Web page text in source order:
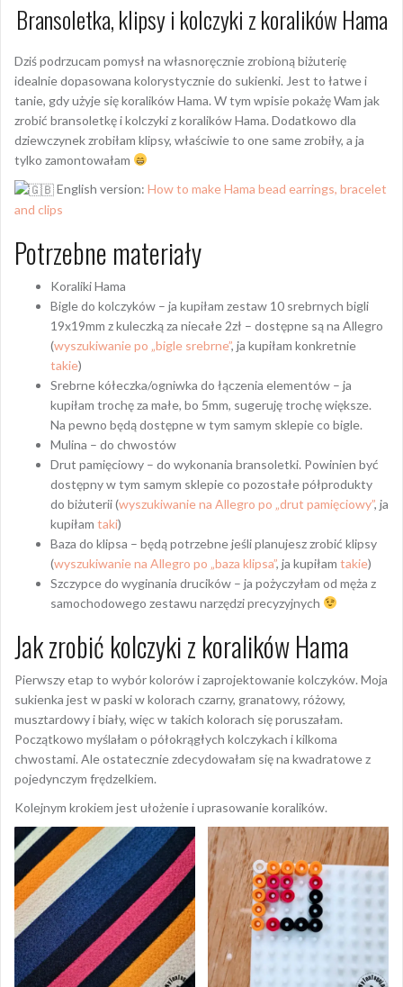
Bransoletka, klipsy i kolczyki z koralików Hama
Dziś podrzucam pomysł na własnoręcznie zrobioną biżuterię
idealnie dopasowana kolorystycznie do sukienki. Jest to łatwe i
tanie, gdy użyje się koralików Hama. W tym wpisie pokażę Wam jak
zrobić bransoletkę i kolczyki z koralików Hama. Dodatkowo dla
dziewczynek zrobiłam klipsy, właściwie to one same zrobiły, a ja
tylko zamontowałam
English version: How to make Hama bead earrings, bracelet
and clips
Potrzebne materiały
Koraliki Hama
Bigle do kolczyków – ja kupiłam zestaw 10 srebrnych bigli
19x19mm z kuleczką za niecałe 2zł – dostępne są na Allegro
(wyszukiwanie po „bigle srebrne”, ja kupiłam konkretnie
takie)
Srebrne kółeczka/ogniwka do łączenia elementów – ja
kupiłam trochę za małe, bo 5mm, sugeruję trochę większe.
Na pewno będą dostępne w tym samym sklepie co bigle.
Mulina – do chwostów
Drut pamięciowy – do wykonania bransoletki. Powinien być
dostępny w tym samym sklepie co pozostałe półprodukty
do biżuterii (wyszukiwanie na Allegro po „drut pamięciowy”, ja
kupiłam taki)
Baza do klipsa – będą potrzebne jeśli planujesz zrobić klipsy
(wyszukiwanie na Allegro po „baza klipsa”, ja kupiłam takie)
Szczypce do wyginania drucików – ja pożyczyłam od męża z
samochodowego zestawu narzędzi precyzyjnych
Jak zrobić kolczyki z koralików Hama
Pierwszy etap to wybór kolorów i zaprojektowanie kolczyków. Moja
sukienka jest w paski w kolorach czarny, granatowy, różowy,
musztardowy i biały, więc w takich kolorach się poruszałam.
Początkowo myślałam o półokrągłych kolczykach i kilkoma
chwostami. Ale ostatecznie zdecydowałam się na kwadratowe z
pojedynczym frędzelkiem.
Kolejnym krokiem jest ułożenie i uprasowanie koralików.